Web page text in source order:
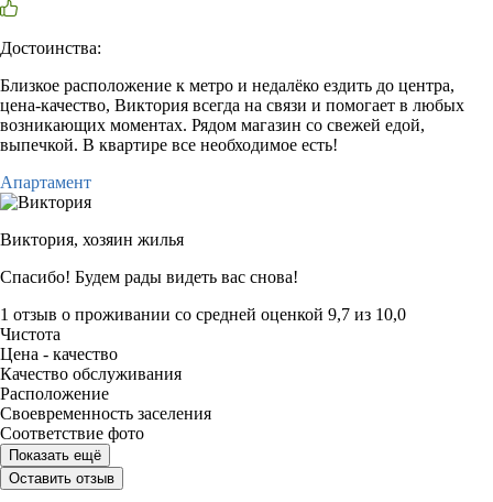
Достоинства:
Близкое расположение к метро и недалёко ездить до центра,
цена-качество, Виктория всегда на связи и помогает в любых
возникающих моментах. Рядом магазин со свежей едой,
выпечкой. В квартире все необходимое есть!
Апартамент
Виктория, хозяин жилья
Спасибо! Будем рады видеть вас снова!
1 отзыв о проживании со средней оценкой 9,7 из 10,0
Чистота
Цена - качество
Качество обслуживания
Расположение
Своевременность заселения
Соответствие фото
Показать ещё
Оставить отзыв